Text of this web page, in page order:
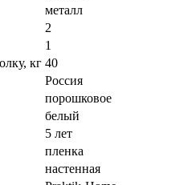
металл
2
1
кг 40
Россия
порошковое
белый
5 лет
пленка
настенная